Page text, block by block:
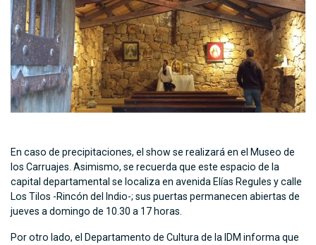
En caso de precipitaciones, el show se realizará en el Museo de
los Carruajes. Asimismo, se recuerda que este espacio de la
capital departamental se localiza en avenida Elías Regules y calle
Los Tilos -Rincón del Indio-; sus puertas permanecen abiertas de
jueves a domingo de 10.30 a 17 horas.
Por otro lado, el Departamento de Cultura de la IDM informa que